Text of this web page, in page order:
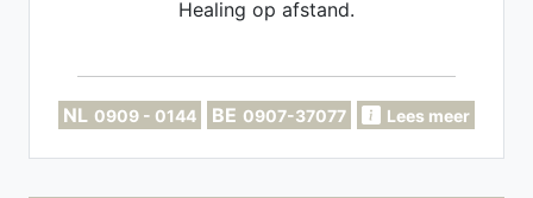
Healing op afstand.
NL 0909 - 0144 BE 0907-37077 Lees meer